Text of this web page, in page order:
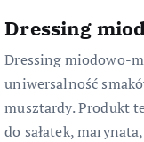
Dressing
Dressing miodowo-
uniwersalność
musztardy. Produkt
do sałatek,